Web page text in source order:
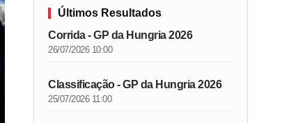
Últimos Resultados
Corrida - GP da Hungria 2026
26/07/2026 10:00
Classificação - GP da Hungria 2026
25/07/2026 11:00